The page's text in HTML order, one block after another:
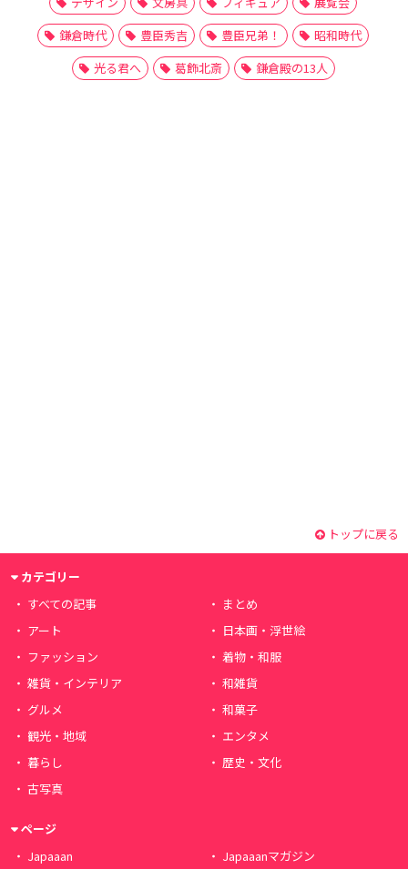
鎌倉時代
豊臣秀吉 豊臣兄弟！
昭和時代
光る君へ
葛飾北斎 鎌倉殿の13人
トップに戻る
カテゴリー
すべての記事
まとめ
アート
日本画・浮世絵
ファッション
着物・和服
雑貨・インテリア
和雑貨
グルメ
和菓子
観光・地域
エンタメ
暮らし
歴史・文化
古写真
ページ
Japaaan
Japaaanマガジン